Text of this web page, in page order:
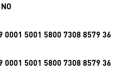
0001 5001 5800 7308 8579 36
0001 5001 5800 7308 8579 36